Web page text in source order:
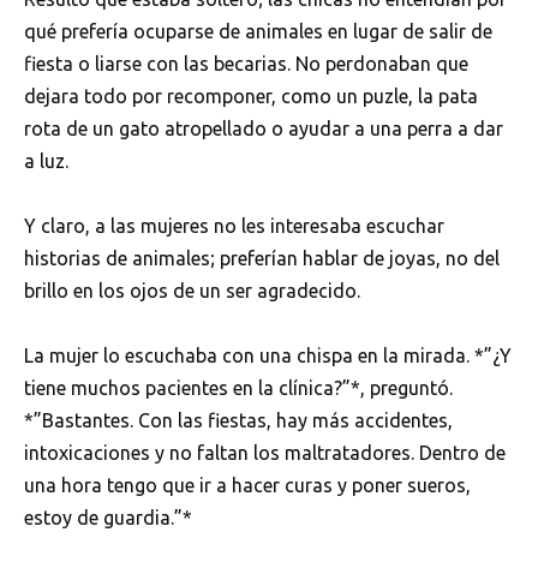
qué prefería ocuparse de animales en lugar de salir de
fiesta o liarse con las becarias. No perdonaban que
dejara todo por recomponer, como un puzle, la pata
rota de un gato atropellado o ayudar a una perra a dar
a luz.
Y claro, a las mujeres no les interesaba escuchar
historias de animales; preferían hablar de joyas, no del
brillo en los ojos de un ser agradecido.
La mujer lo escuchaba con una chispa en la mirada. *”¿Y
tiene muchos pacientes en la clínica?”*, preguntó.
*”Bastantes. Con las fiestas, hay más accidentes,
intoxicaciones y no faltan los maltratadores. Dentro de
una hora tengo que ir a hacer curas y poner sueros,
estoy de guardia.”*